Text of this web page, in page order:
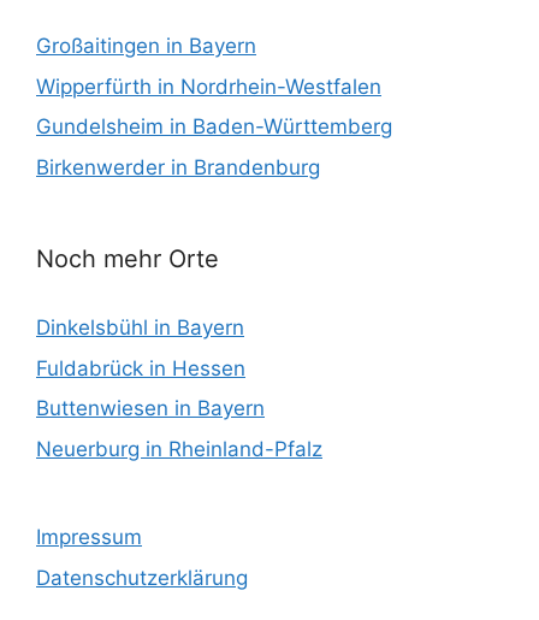
Großaitingen in Bayern
Wipperfürth in Nordrhein-Westfalen
Gundelsheim in Baden-Württemberg
Birkenwerder in Brandenburg
Noch mehr Orte
Dinkelsbühl in Bayern
Fuldabrück in Hessen
Buttenwiesen in Bayern
Neuerburg in Rheinland-Pfalz
Impressum
Datenschutzerklärung